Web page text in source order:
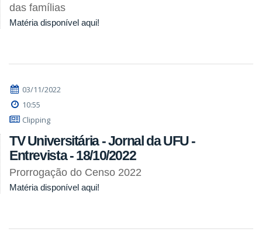
das famílias
Matéria disponível aqui!
03/11/2022
10:55
Clipping
TV Universitária - Jornal da UFU -
Entrevista - 18/10/2022
Prorrogação do Censo 2022
Matéria disponível aqui!